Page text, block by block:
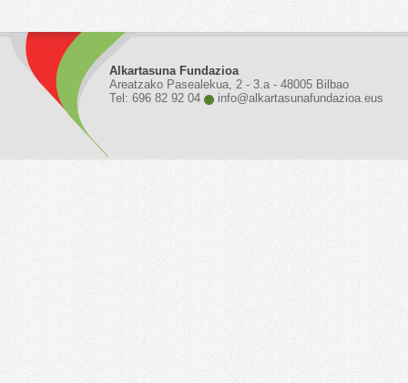
Alkartasuna Fundazioa
Areatzako Pasealekua, 2 - 3.a - 48005 Bilbao
Tel: 696 82 92 04
info@alkartasunafundazioa.eus